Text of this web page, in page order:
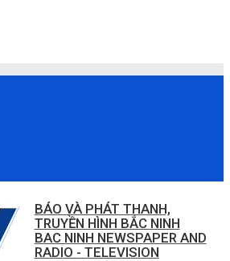
BÁO VÀ PHÁT THANH,
TRUYỀN HÌNH BẮC NINH
BAC NINH NEWSPAPER AND
RADIO - TELEVISION